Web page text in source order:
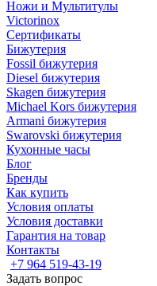
Ножи и Мультитулы
Victorinox
Сертификаты
Бижутерия
Fossil бижутерия
Diesel бижутерия
Skagen бижутерия
Michael Kors бижутерия
Armani бижутерия
Swarovski бижутерия
Кухонные часы
Блог
Бренды
Как купить
Условия оплаты
Условия доставки
Гарантия на товар
Контакты
+7 964 519-43-19
Задать вопрос